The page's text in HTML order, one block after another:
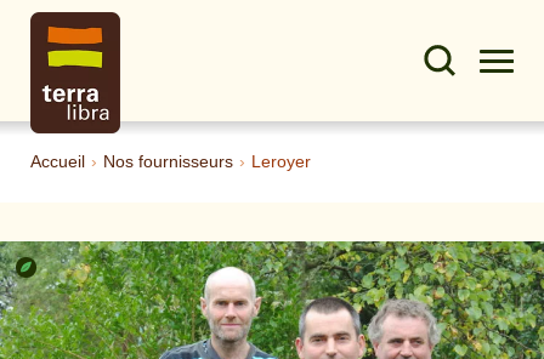
Accueil › Nos fournisseurs › Leroyer